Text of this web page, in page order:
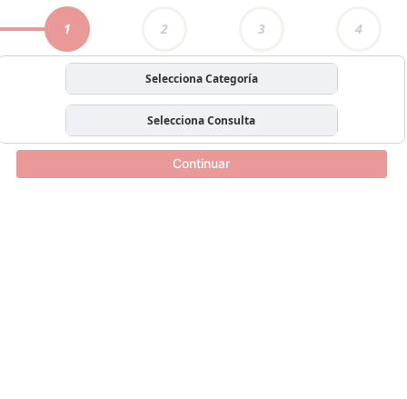
1 2 3 4
Selecciona Categoría
Selecciona Consulta
Continuar